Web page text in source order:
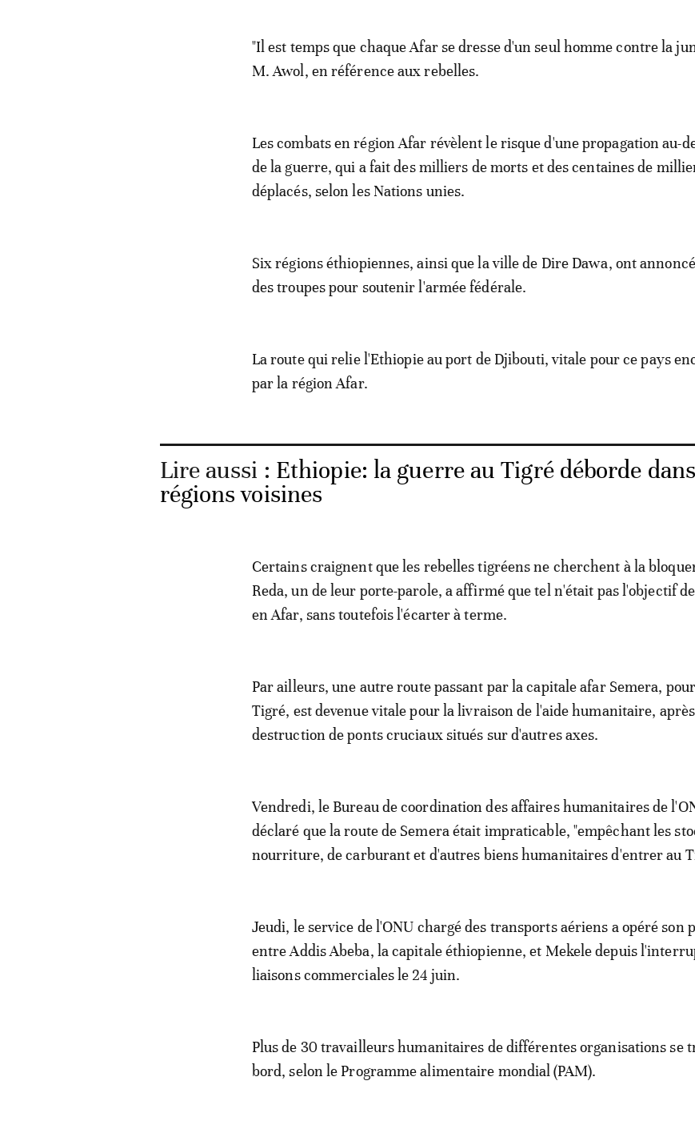
"Il est temps que chaque Afar se dresse d'un seul homme contre la
M. Awol, en référence aux rebelles.
Les combats en région Afar révèlent le risque d'une propagation au-
de la guerre, qui a fait des milliers de morts et des centaines de
déplacés, selon les Nations unies.
Six régions éthiopiennes, ainsi que la ville de Dire Dawa, ont
des troupes pour soutenir l'armée fédérale.
La route qui relie l'Ethiopie au port de Djibouti, vitale pour ce pays
par la région Afar.
Lire aussi : Ethiopie: la guerre au Tigré déborde
régions voisines
Certains craignent que les rebelles tigréens ne cherchent à la
Reda, un de leur porte-parole, a affirmé que tel n'était pas l'objectif
en Afar, sans toutefois l'écarter à terme.
Par ailleurs, une autre route passant par la capitale afar Semera,
Tigré, est devenue vitale pour la livraison de l'aide humanitaire,
destruction de ponts cruciaux situés sur d'autres axes.
Vendredi, le Bureau de coordination des affaires humanitaires de
déclaré que la route de Semera était impraticable, "empêchant les
nourriture, de carburant et d'autres biens humanitaires d'entrer au
Jeudi, le service de l'ONU chargé des transports aériens a opéré son
entre Addis Abeba, la capitale éthiopienne, et Mekele depuis
liaisons commerciales le 24 juin.
Plus de 30 travailleurs humanitaires de différentes organisations se
bord, selon le Programme alimentaire mondial (PAM).